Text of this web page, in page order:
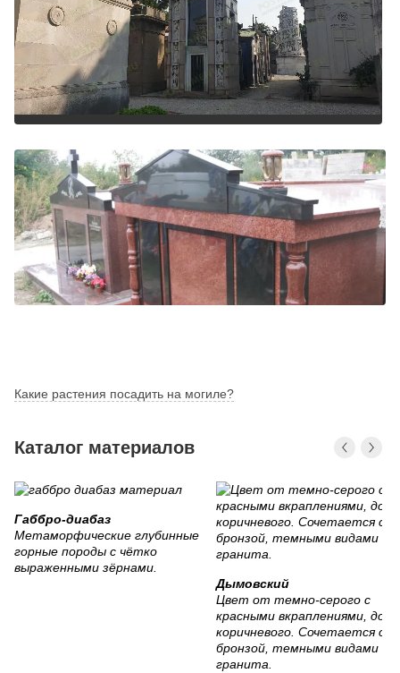
Какие растения посадить на могиле?
Каталог материалов
Габбро-диабаз
Метаморфические глубинные
горные породы с чётко
выраженными зёрнами.
Дымовский
Цвет от темно-серого с
красными вкраплениями, до
коричневого. Сочетается с
бронзой, темными видами
гранита.